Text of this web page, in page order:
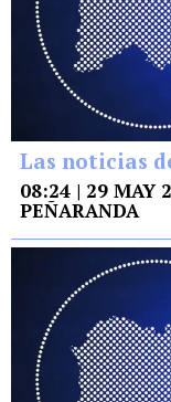
Las noticias
08:24 | 29 MAY
PEÑARANDA